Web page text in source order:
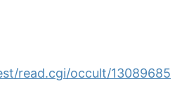
read.cgi/occult/13089685